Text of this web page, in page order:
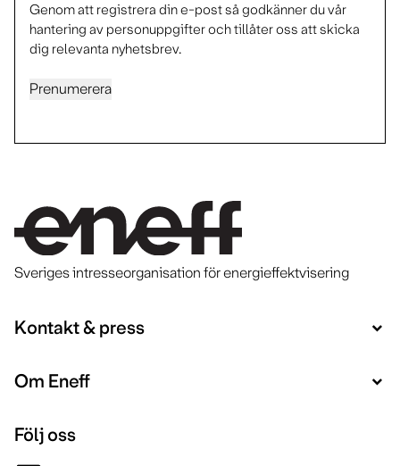
Genom att registrera din e-post så godkänner du vår
hantering av personuppgifter och tillåter oss att skicka
dig relevanta nyhetsbrev.
Prenumerera
Sveriges intresseorganisation för energieffektvisering
Kontakt & press
Om Eneff
Följ oss